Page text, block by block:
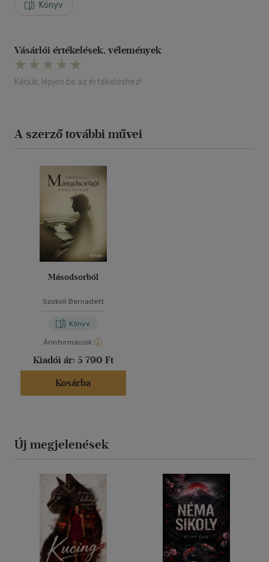
Könyv
Vásárlói értékelések, vélemények
Kérjük, lépjen be az értékeléshez!
A szerző további művei
Másodsorból
Szokoli Bernadett
Könyv
Árinformációk
Kiadói ár: 5 790 Ft
Kosárba
Új megjelenések